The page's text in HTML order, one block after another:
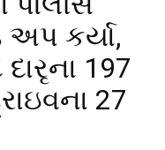
કર્યા,
197
27